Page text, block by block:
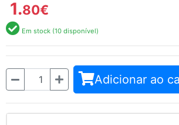
1.80€
Em stock (10 disponível)
Quantidade Adicionar ao